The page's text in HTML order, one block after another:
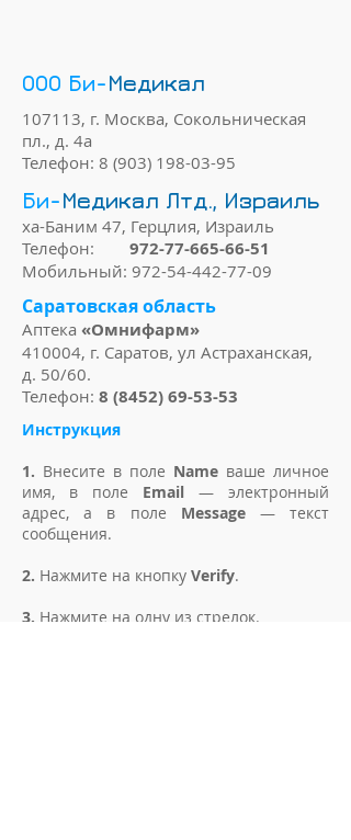
ООО Би-Медикал
107113, г. Москва, Сокольническая
пл., д. 4а
Телефон: 8 (903) 198-03-95
Би-Медикал Лтд., Израиль
ха-Баним 47, Герцлия, Израиль
Телефон: 972-77-665-66-51
Мобильный: 972-54-442-77-09
Саратовская область
Аптека «Омнифарм»
410004, г. Саратов, ул Астраханская,
д. 50/60.
Телефон: 8 (8452) 69-53-53
Инструкция
1. Внесите в поле Name ваше личное
имя, в поле Email — электронный
адрес, а в поле Message— текст
сообщения.
2. Нажмите на кнопку Verify.
3. Нажмите на одну из стрелок.